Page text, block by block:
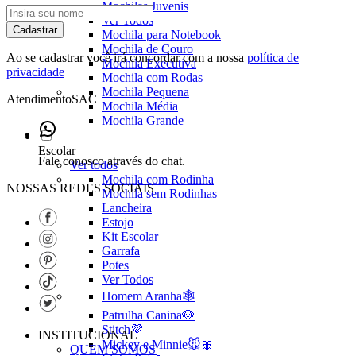
Mochilas Juvenis
Ver Todos
Mochila para Notebook
Mochila de Couro
Mochila Executiva
Mochila com Rodas
Mochila Pequena
Mochila Média
Mochila Grande
Escolar
Ver todos
Mochila com Rodinha
Mochila sem Rodinhas
Lancheira
Estojo
Kit Escolar
Garrafa
Potes
Ver Todos
Homem Aranha🕸️
Patrulha Canina🐶
Stitch💜
Mickey e Minnie🐭🎀
Cadastrar
Ao se cadastrar você irá concordar com a nossa política de
privacidade
AtendimentoSAC
Fale conosco através do chat.
NOSSAS REDES SOCIAIS
INSTITUCIONAL
QUEM SOMOS